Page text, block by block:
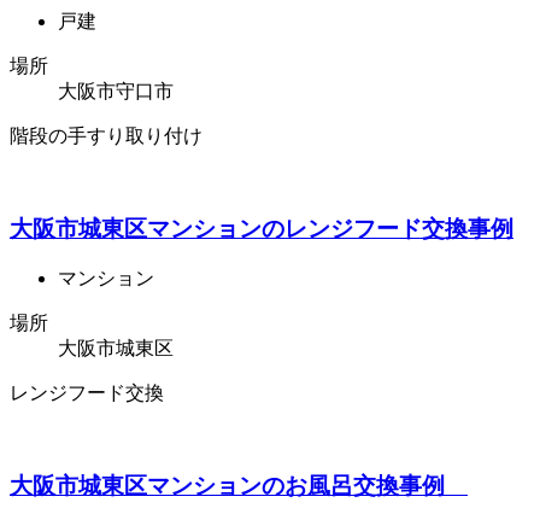
戸建
場所
大阪市守口市
階段の手すり取り付け
大阪市城東区マンションのレンジフード交換事例
マンション
場所
大阪市城東区
レンジフード交換
大阪市城東区マンションのお風呂交換事例